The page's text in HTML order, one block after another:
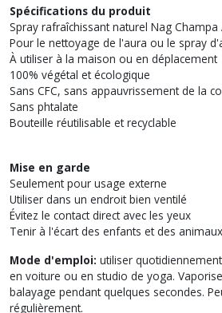
Spécifications du produit
Spray rafraîchissant naturel Nag Champa
Pour le nettoyage de l'aura ou le spray
À utiliser à la maison ou en déplacement
100% végétal et écologique
Sans CFC, sans appauvrissement de la
Sans phtalate
Bouteille réutilisable et recyclable
Mise en garde
Seulement pour usage externe
Utiliser dans un endroit bien ventilé
Évitez le contact direct avec les yeux
Tenir à l'écart des enfants et des animaux
Mode d'emploi: utiliser
en voiture ou en studio de yoga.
balayage pendant quelques secondes.
régulièrement.